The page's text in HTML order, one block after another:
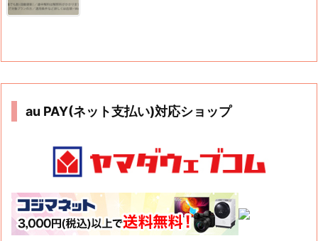
au PAY(ネット支払い)対応ショップ